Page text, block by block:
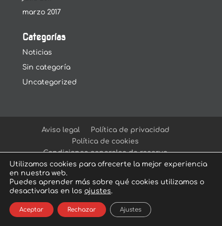
marzo 2017
Categorías
Noticias
Sin categoría
Uncategorized
Aviso legal
Política de privacidad
Política de cookies
Condiciones generales de reserva
© Arcadia Escape Room| Escape Room en
Sevilla
Utilizamos cookies para ofrecerte la mejor experiencia
en nuestra web.
Puedes aprender más sobre qué cookies utilizamos o
desactivarlas en los ajustes.
Aceptar Rechazar Ajustes